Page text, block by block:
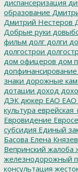
диспансеризация
образование
Дмитрий Нестеров
Добрые руки
фильм долг долги
долгострои
дом офицеров дом
допфинансирование
знаки дорожные
дотации доход
ДЭК дюкер ЕАО
культура
Евровидение
субсидия Единый
Басова Елена
Вепринский жалоба
железнодорожный
консультация